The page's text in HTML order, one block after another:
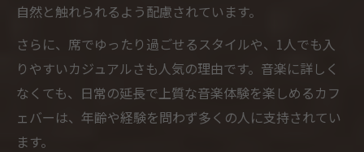
自然と触れられるよう配慮されています。
さらに、席でゆったり過ごせるスタイルや、1人でも入
りやすいカジュアルさも人気の理由です。音楽に詳しく
なくても、日常の延長で上質な音楽体験を楽しめるカフ
ェバーは、年齢や経験を問わず多くの人に支持されてい
ます。